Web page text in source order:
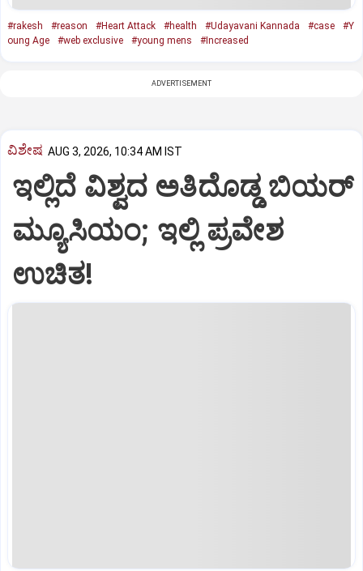
#rakesh #reason #Heart Attack #health #Udayavani Kannada #case
#Y
oung Age
#web exclusive #young mens #Increased
ADVERTISEMENT
ವಿಶೇಷ AUG 3, 2026, 10:34 AM IST
ಇಲ್ಲಿದೆ ವಿಶ್ವದ ಅತಿದೊಡ್ಡ ಬಿಯರ್
ಮ್ಯೂಸಿಯಂ; ಇಲ್ಲಿ ಪ್ರವೇಶ
ಉಚಿತ!